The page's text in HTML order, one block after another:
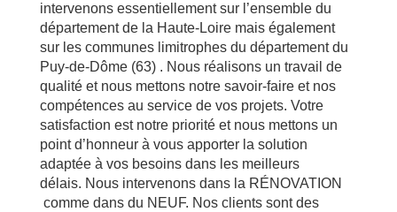
intervenons essentiellement sur l’ensemble du
département de la Haute-Loire mais également
sur les communes limitrophes du département du
Puy-de-Dôme (63) . Nous réalisons un travail de
qualité et nous mettons notre savoir-faire et nos
compétences au service de vos projets. Votre
satisfaction est notre priorité et nous mettons un
point d’honneur à vous apporter la solution
adaptée à vos besoins dans les meilleurs
délais. Nous intervenons dans la RÉNOVATION
comme dans du NEUF. Nos clients sont des